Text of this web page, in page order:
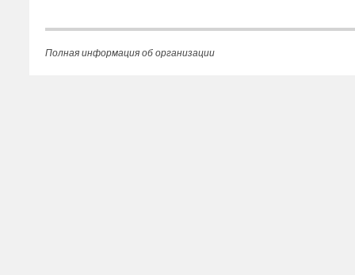
Полная информация об организации